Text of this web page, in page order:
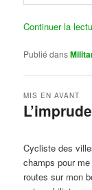
Continuer la
Publié dans
MIS EN AVANT
Cycliste des
champs pour
routes sur mon